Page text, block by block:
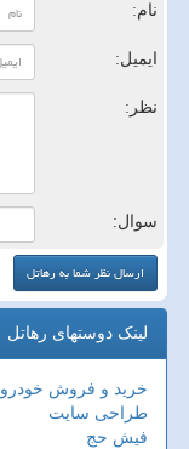
نام:
ایمیل:
نظر:
سوال:
لینک دوستهای رهاتل
خرید و فروش خودرو
طراحی سایت
فیش حج